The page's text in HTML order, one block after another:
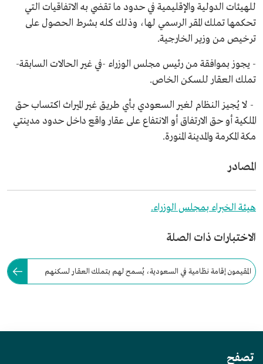
للهيئات الدولية والإقليمية في حدود ما تقضي به الاتفاقيات التي
تحكمها تملك المقر الرسمي لها، وذلك كله بشرط الحصول على
ترخيص من وزير الخارجية.
- يجوز بموافقة من رئيس مجلس الوزراء -في غير الحالات السابقة-
تملك العقار للسكن الخاص.
- لا يُجيز النظام لغير السعودي بأي طريق غير الميراث اكتساب حق
الملكية أو حق الارتفاق أو الانتفاع على عقار واقع داخل حدود مدينتي
مكة المكرمة والمدينة المنورة.
المصادر
هيئة الخبراء بمجلس الوزراء.
الاختبارات ذات الصلة
المقيمون إقامة نظامية في السعودية، يُسمح لهم بتملك العقار لسكنهم
تصفح